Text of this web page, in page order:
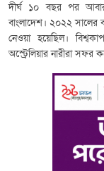
দীর্ঘ ১০ বছর পর
বাংলাদেশ। ২০২২ সালের
নেওয়া হয়েছিল।
অস্ট্রেলিয়ার নারীরা